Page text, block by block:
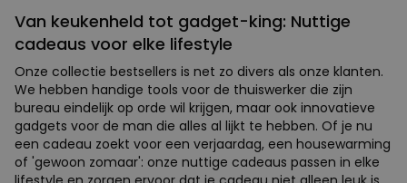
Van keukenheld tot gadget-king: Nuttige
cadeaus voor elke lifestyle
Onze collectie bestsellers is net zo divers als onze klanten.
We hebben handige tools voor de thuiswerker die zijn
bureau eindelijk op orde wil krijgen, maar ook innovatieve
gadgets voor de man die alles al lijkt te hebben. Of je nu
een cadeau zoekt voor een verjaardag, een housewarming
of 'gewoon zomaar': onze nuttige cadeaus passen in elke